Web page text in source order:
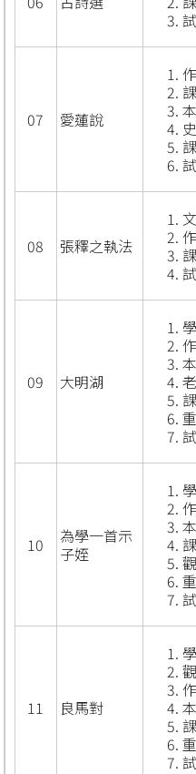
07 愛蓮說
08 張釋之執法
09 大明湖
10
為學一首示
子姪
11 良馬對